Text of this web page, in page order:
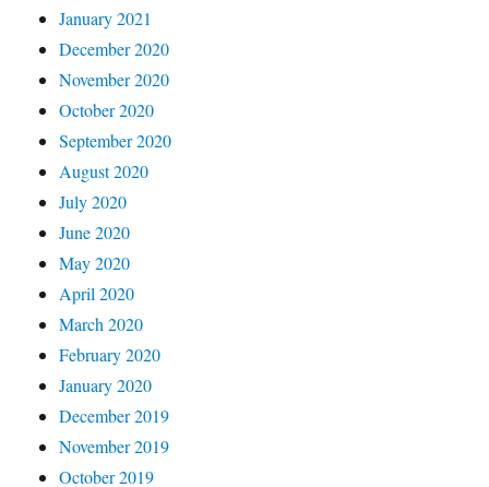
January 2021
December 2020
November 2020
October 2020
September 2020
August 2020
July 2020
June 2020
May 2020
April 2020
March 2020
February 2020
January 2020
December 2019
November 2019
October 2019